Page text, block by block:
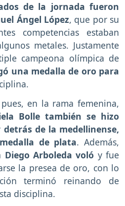
de la jornada fueron
Ángel López, que por su
competencias estaban
metales. Justamente
campeona olímpica de
una medalla de oro para
en la rama femenina,
Bolle también se hizo
de la medellinense,
de plata. Además,
Diego Arboleda voló y fue
la presea de oro, con lo
terminó reinando de
disciplina.